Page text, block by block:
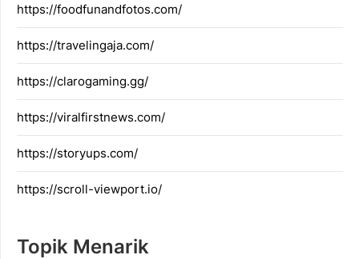
https://foodfunandfotos.com/
https://travelingaja.com/
https://clarogaming.gg/
https://viralfirstnews.com/
https://storyups.com/
https://scroll-viewport.io/
Topik Menarik